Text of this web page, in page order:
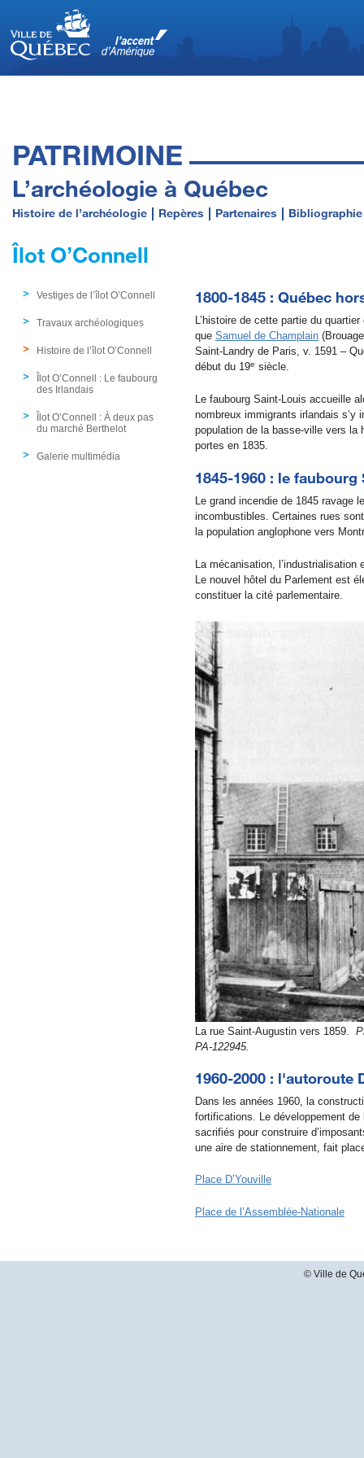
PATRIMOINE
L’archéologie à Québec
Histoire de l’archéologie Repères Partenaires Bibliographie
Îlot O’Connell
Vestiges de l’îlot O’Connell
Travaux archéologiques
Histoire de l’îlot O’Connell
Îlot O’Connell : Le faubourg
des Irlandais
Îlot O’Connell : À deux pas
du marché Berthelot
Galerie multimédia
1800-1845 : Québec
L’histoire de cette partie du
que Samuel de Champlain
Saint-Landry de Paris, v. 1591 –
début du 19e siècle.
Le faubourg Saint-Louis accueille
nombreux immigrants irlandais s’y
population de la basse-ville vers la
portes en 1835.
1845-1960 : le
Le grand incendie de 1845 ravage
incombustibles. Certaines rues
la population anglophone vers
La mécanisation,
Le nouvel hôtel du Parlement est
constituer la cité parlementaire.
La rue Saint-Augustin vers 1859.
PA-122945.
1960-2000 : l'autoroute
Dans les années 1960, la
fortifications. Le développement
sacrifiés pour construire
une aire de stationnement, fait
Place D’Youville
Place de l’Assemblée-Nationale
© Ville de